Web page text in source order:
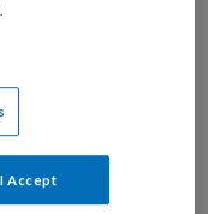
maar in de
Hoe ga je
I Accept